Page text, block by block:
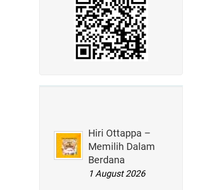
Hiri Ottappa –
Memilih Dalam
Berdana
1 August 2026